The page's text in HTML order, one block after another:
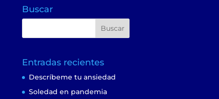
Buscar
Entradas recientes
Descríbeme tu ansiedad
Soledad en pandemia